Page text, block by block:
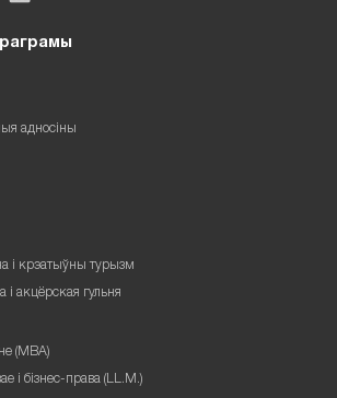
адносіны
і крэатыўны турызм
і акцёрская гульня
(MBA)
і бізнес-права (LL.M.)